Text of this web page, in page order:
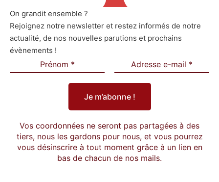
On grandit ensemble ?
Rejoignez notre newsletter et restez informés de notre
actualité, de nos nouvelles parutions et prochains
évènements !
Vos coordonnées ne seront pas partagées à des
tiers, nous les gardons pour nous, et vous pourrez
vous désinscrire à tout moment grâce à un lien en
bas de chacun de nos mails.